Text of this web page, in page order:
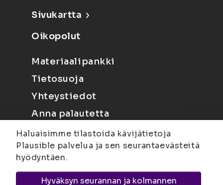
Sivukartta
Oikopolut
Materiaalipankki
Tietosuoja
Yhteystiedot
Anna palautetta
Haluaisimme tilastoida kävijätietoja
Plausible palvelua ja sen seurantaevästeitä
hyödyntäen.
Hyväksyn seurannan ja kolmannen